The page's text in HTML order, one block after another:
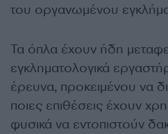
του οργανωμένου
Τα όπλα έχουν ήδη
εγκληματολογικά
έρευνα, προκειμένου να
ποιες επιθέσεις έχουν
φυσικά να εντοπιστούν